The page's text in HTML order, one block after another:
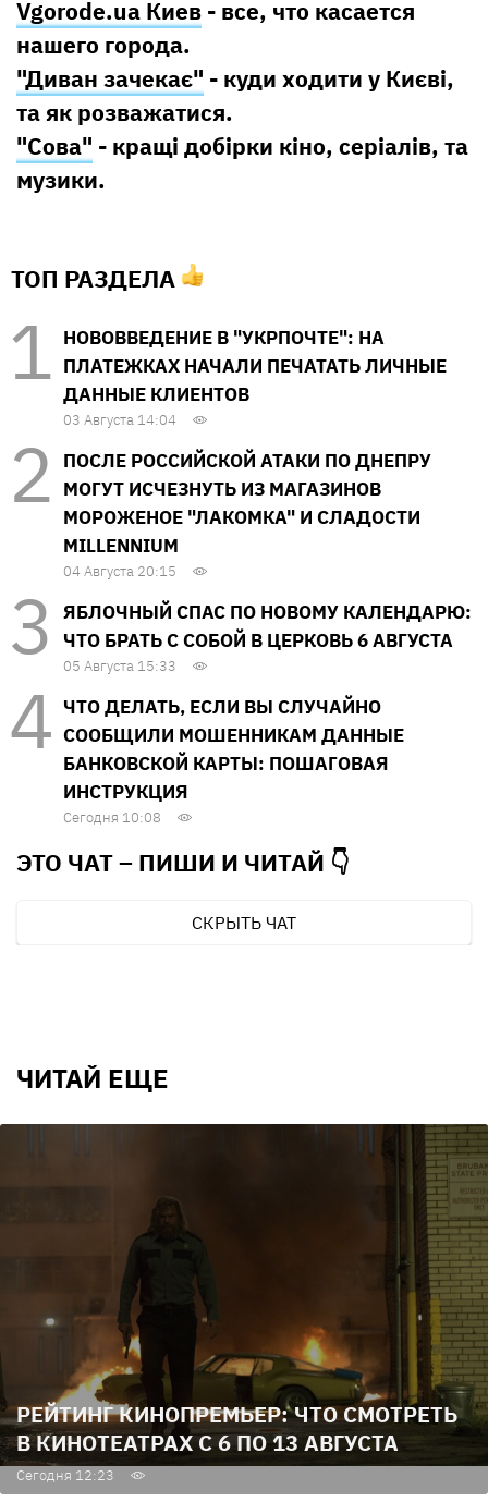
Vgorode.ua Киев - все, что касается
нашего города.
"Диван зачекає" - куди ходити у Києві,
та як розважатися.
"Сова" - кращі добірки кіно, серіалів, та
музики.
ТОП РАЗДЕЛА
НОВОВВЕДЕНИЕ В "УКРПОЧТЕ": НА
ПЛАТЕЖКАХ НАЧАЛИ ПЕЧАТАТЬ ЛИЧНЫЕ
ДАННЫЕ КЛИЕНТОВ
03 Августа 14:04
ПОСЛЕ РОССИЙСКОЙ АТАКИ ПО ДНЕПРУ
МОГУТ ИСЧЕЗНУТЬ ИЗ МАГАЗИНОВ
МОРОЖЕНОЕ "ЛАКОМКА" И СЛАДОСТИ
MILLENNIUM
04 Августа 20:15
ЯБЛОЧНЫЙ СПАС ПО НОВОМУ КАЛЕНДАРЮ:
ЧТО БРАТЬ С СОБОЙ В ЦЕРКОВЬ 6 АВГУСТА
05 Августа 15:33
ЧТО ДЕЛАТЬ, ЕСЛИ ВЫ СЛУЧАЙНО
СООБЩИЛИ МОШЕННИКАМ ДАННЫЕ
БАНКОВСКОЙ КАРТЫ: ПОШАГОВАЯ
ИНСТРУКЦИЯ
Сегодня 10:08
ЭТО ЧАТ – ПИШИ И ЧИТАЙ 👇
СКРЫТЬ ЧАТ
ЧИТАЙ ЕЩЕ
РЕЙТИНГ КИНОПРЕМЬЕР: ЧТО СМОТРЕТЬ
В КИНОТЕАТРАХ С 6 ПО 13 АВГУСТА
Сегодня 12:23